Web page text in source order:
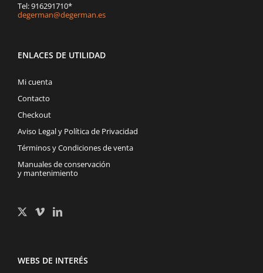
Tel: 916291710*
degerman@degerman.es
ENLACES DE UTILIDAD
Mi cuenta
Contacto
Checkout
Aviso Legal y Política de Privacidad
Términos y Condiciones de venta
Manuales de conservación
y mantenimiento
WEBS DE INTERÉS